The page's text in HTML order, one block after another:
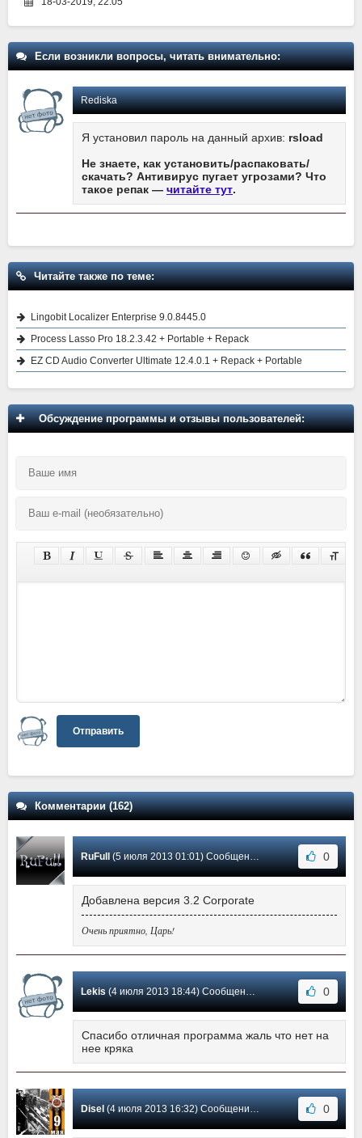
Если возникли вопросы, читать внимательно:
Rediska
Я установил пароль на данный архив: rsload
Не знаете, как установить/распаковать/
скачать? Антивирус пугает угрозами? Что
такое репак — читайте тут.
Читайте также по теме:
Lingobit Localizer Enterprise 9.0.8445.0
Process Lasso Pro 18.2.3.42 + Portable + Repack
EZ CD Audio Converter Ultimate 12.4.0.1 + Repack + Portable
Обсуждение программы и отзывы пользователей:
Отправить
Комментарии (162)
RuFull(5 июля 2013 01:01) Сообщение #7 0
Добавлена версия 3.2 Corporate
Очень приятно, Царь!
Lekis(4 июля 2013 18:44) Сообщение #6 0
Спасибо отличная программа жаль что нет на
нее кряка
Disel(4 июля 2013 16:32) Сообщение #5 0